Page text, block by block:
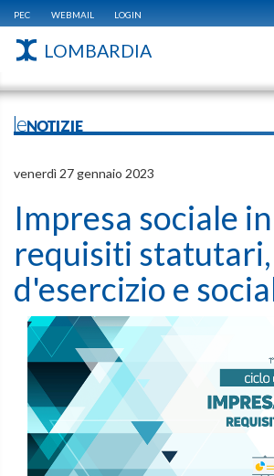
PEC WEBMAIL LOGIN
LOMBARDIA
leNOTIZIE
venerdì 27 gennaio 2023
Impresa sociale
requisiti
d'esercizio e